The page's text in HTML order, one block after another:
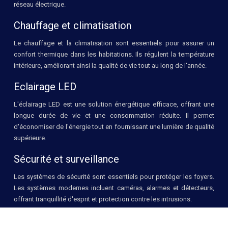
réseau électrique.
Chauffage et climatisation
Le chauffage et la climatisation sont essentiels pour assurer un
confort thermique dans les habitations. Ils régulent la température
intérieure, améliorant ainsi la qualité de vie tout au long de l'année.
Eclairage LED
L'éclairage LED est une solution énergétique efficace, offrant une
longue durée de vie et une consommation réduite. Il permet
d'économiser de l'énergie tout en fournissant une lumière de qualité
supérieure.
Sécurité et surveillance
Les systèmes de sécurité sont essentiels pour protéger les foyers.
Les systèmes modernes incluent caméras, alarmes et détecteurs,
offrant tranquillité d'esprit et protection contre les intrusions.